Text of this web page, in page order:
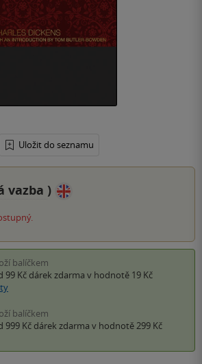
Uložit do seznamu
vazba )
balíčkem
99 Kč dárek zdarma v hodnotě 19 Kč
balíčkem
999 Kč dárek zdarma v hodnotě 299 Kč